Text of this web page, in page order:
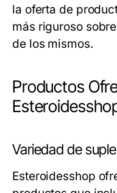
la oferta de
más riguroso
de los mismos.
Productos
Variedad de
Esteroidesshop